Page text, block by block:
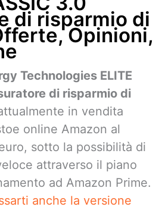
di risparmio di
Opinioni,
Technologies ELITE
di risparmio di
in vendita
online Amazon al
sotto la possibilità di
attraverso il piano
ad Amazon Prime.
anche la versione